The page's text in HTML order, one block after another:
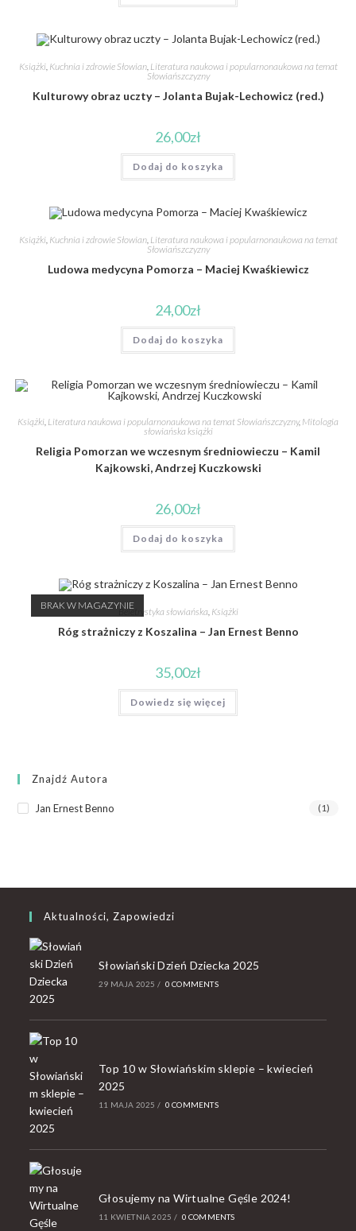
Książki, Kuchnia i zdrowie Słowian, Literatura naukowa i popularnonaukowa na temat
Słowiańszczyzny
Kulturowy obraz uczty – Jolanta Bujak-Lechowicz (red.)
26,00zł
Dodaj do koszyka
Książki, Kuchnia i zdrowie Słowian, Literatura naukowa i popularnonaukowa na temat
Słowiańszczyzny
Ludowa medycyna Pomorza – Maciej Kwaśkiewicz
24,00zł
Dodaj do koszyka
Książki, Literatura naukowa i popularnonaukowa na temat Słowiańszczyzny, Mitologia
słowiańska książki
Religia Pomorzan we wczesnym średniowieczu – Kamil
Kajkowski, Andrzej Kuczkowski
26,00zł
Dodaj do koszyka
BRAK W MAGAZYNIE
Beletrystyka słowiańska, Książki
Róg strażniczy z Koszalina – Jan Ernest Benno
35,00zł
Dowiedz się więcej
Znajdź Autora
Jan Ernest Benno (1)
Aktualności, Zapowiedzi
Słowiański Dzień Dziecka 2025
29 MAJA 2025 / 0 COMMENTS
Top 10 w Słowiańskim sklepie – kwiecień
2025
11 MAJA 2025 / 0 COMMENTS
Głosujemy na Wirtualne Gęśle 2024!
11 KWIETNIA 2025 / 0 COMMENTS